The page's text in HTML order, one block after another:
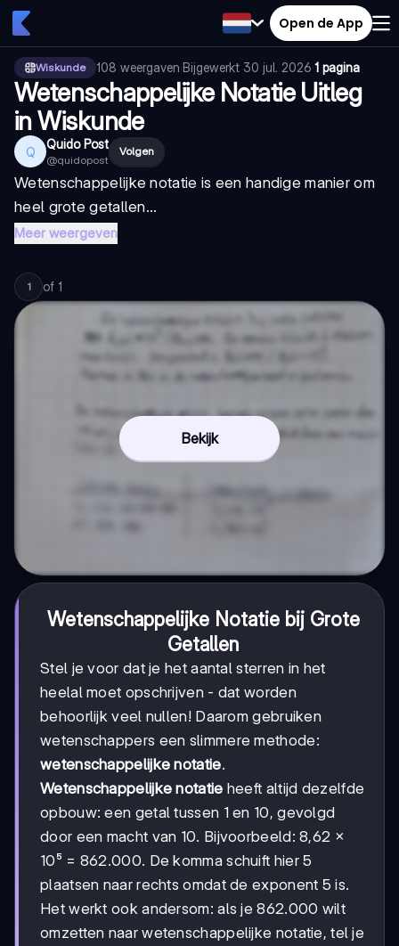
Open de App
Wiskunde 108 weergaven·Bijgewerkt 30 jul. 2026·1 pagina
Wetenschappelijke Notatie Uitleg
in Wiskunde
Q Quido Post
@quidopost
Volgen
Wetenschappelijke notatie is een handige manier om
heel grote getallen...
Meer weergeven
1 of 1
Bekijk
Wetenschappelijke Notatie bij Grote
Getallen
Stel je voor dat je het aantal sterren in het
heelal moet opschrijven - dat worden
behoorlijk veel nullen! Daarom gebruiken
wetenschappers een slimmere methode:
wetenschappelijke notatie.
Wetenschappelijke notatie heeft altijd dezelfde
opbouw: een getal tussen 1 en 10, gevolgd
door een macht van 10. Bijvoorbeeld: 8,62 ×
10⁵ = 862.000. De komma schuift hier 5
plaatsen naar rechts omdat de exponent 5 is.
Het werkt ook andersom: als je 862.000 wilt
omzetten naar wetenschappelijke notatie, tel je